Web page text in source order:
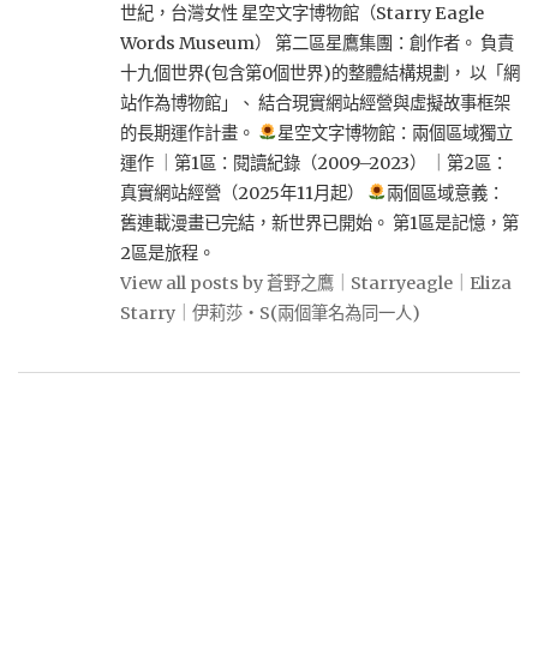
世紀，台灣女性 星空文字博物館（Starry Eagle
Words Museum） 第二區星鷹集團：創作者。 負責
十九個世界(包含第0個世界)的整體結構規劃， 以「網
站作為博物館」、 結合現實網站經營與虛擬故事框架
的長期運作計畫。
星空文字博物館：兩個區域獨立
運作 ｜第1區：閱讀紀錄（2009–2023） ｜第2區：
真實網站經營（2025年11月起）
兩個區域意義：
舊連載漫畫已完結，新世界已開始。 第1區是記憶，第
2區是旅程。
View all posts by 蒼野之鷹｜Starryeagle｜Eliza
Starry｜伊莉莎・S(兩個筆名為同一人)